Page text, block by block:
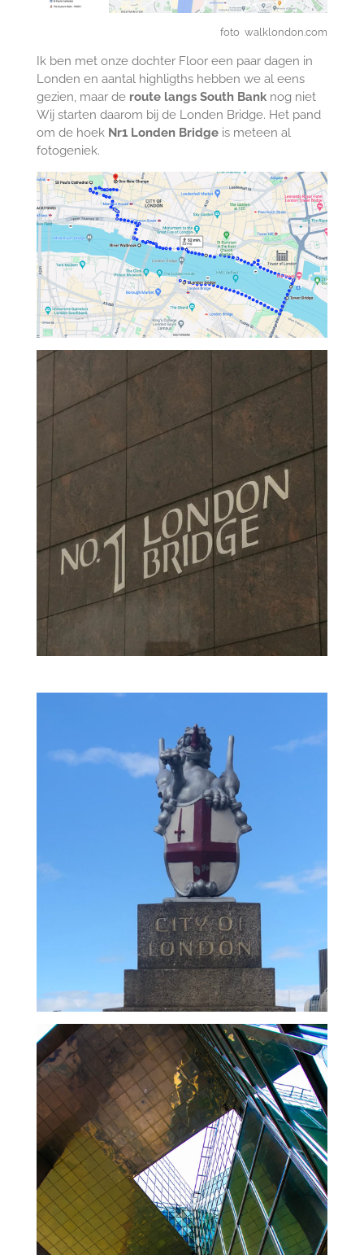
foto walklondon.com
Ik ben met onze dochter Floor een paar dagen in
Londen en aantal highligths hebben we al eens
gezien, maar de route langs South Banknog niet
Wij starten daarom bij de Londen Bridge. Het pand
om de hoek Nr1 Londen Bridgeis meteen al
fotogeniek.